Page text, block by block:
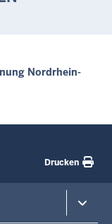
Nordrhein-
Drucken